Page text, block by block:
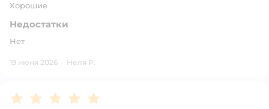
Хорошие
Недостатки
Нет
19 июня 2026 · Неля Р.
Рейтинг:5